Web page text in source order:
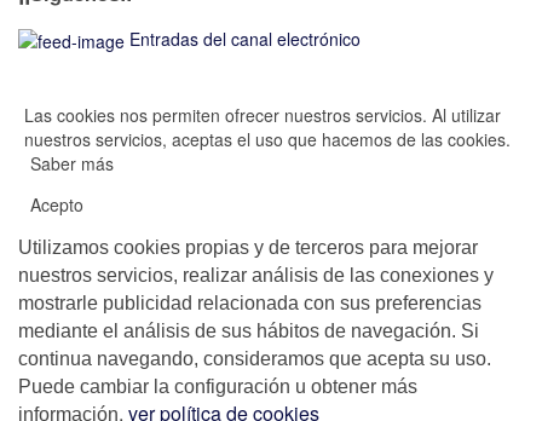
Entradas del canal electrónico
Las cookies nos permiten ofrecer nuestros servicios. Al utilizar
nuestros servicios, aceptas el uso que hacemos de las cookies.
Saber más
Acepto
Utilizamos cookies propias y de terceros para mejorar
nuestros servicios, realizar análisis de las conexiones y
mostrarle publicidad relacionada con sus preferencias
mediante el análisis de sus hábitos de navegación. Si
continua navegando, consideramos que acepta su uso.
Puede cambiar la configuración u obtener más
información, ver política de cookies